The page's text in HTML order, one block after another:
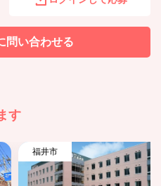
問い合わせる
す
福井市